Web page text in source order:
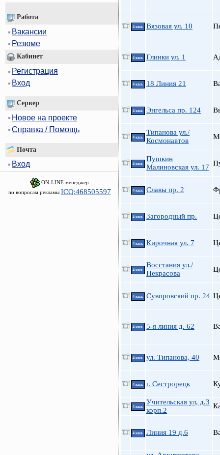
Работа
Вакансии
Резюме
Кабинет
Регистрация
Вход
Сервер
Новое на проекте
Справка / Помощь
Почта
Вход
ON-LINE менеджер
по вопросам рекламы ICQ:468505597
4 ккв. Вязовая ул. 10
4 ккв. Глинки ул. 1
4 ккв. 18 Линия 21
4 ккв. Энгельса пр. 124
4 ккв.
Типанова ул./
Космонавтов
4 ккв.
Пушкин
Малиновская ул. 17
4 ккв. Славы пр. 2
4 ккв. Загородный пр.
4 ккв. Кирочная ул. 7
4 ккв.
Восстания ул./
Некрасова
4 ккв. Суворовский пр. 24
4 ккв. 5-я линия д. 62
4 ккв. ул. Типанова, 40
4 ккв. г. Сестрорецк
4 ккв.
Учительская ул, д.3
корп.2
4 ккв. Линия 19 д.6